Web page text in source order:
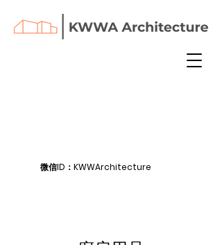
微信ID：KWWArchitecture